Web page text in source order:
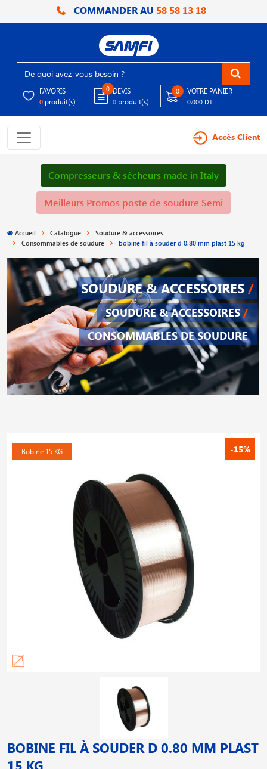
COMMANDER AU 58 58 13 18
FAVORIS
0 produit(s)
0 DEVIS
0 produit(s)
0 VOTRE PANIER
0.000 DT
Accès Client
Compresseurs & sécheurs made in Italy
Meilleurs Promos poste de soudure Semi
Accueil Catalogue
Soudure & accessoires
Consommables de soudure
bobine fil à souder d 0.80 mm plast 15 kg
SOUDURE & ACCESSOIRES /
SOUDURE & ACCESSOIRES /
CONSOMMABLES DE SOUDURE
-15%
Bobine 15 KG
BOBINE FIL À SOUDER D 0.80 MM PLAST
15 KG